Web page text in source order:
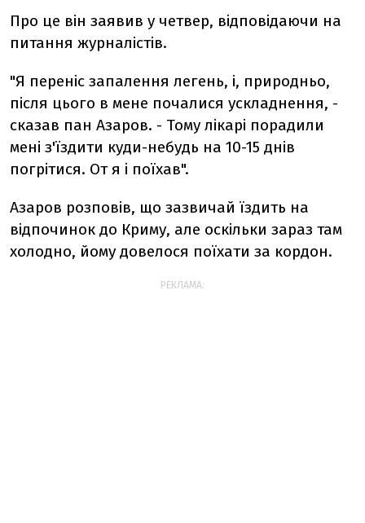
Про це він заявив у четвер, відповідаючи на
питання журналістів.
"Я переніс запалення легень, і, природньо,
після цього в мене почалися ускладнення, -
сказав пан Азаров. - Тому лікарі порадили
мені з'їздити куди-небудь на 10-15 днів
погрітися. От я і поїхав".
Азаров розповів, що зазвичай їздить на
відпочинок до Криму, але оскільки зараз там
холодно, йому довелося поїхати за кордон.
РЕКЛАМА: